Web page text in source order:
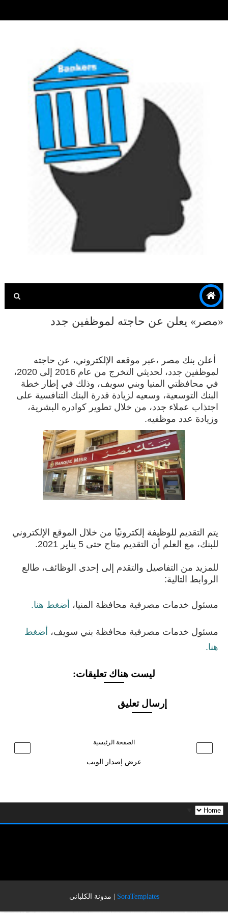
«مصر» يعلن عن حاجته لموظفين جدد
أعلن بنك مصر ،عبر موقعه الإلكتروني، عن حاجته
لموظفين جدد، لحديثي التخرج من عام 2016 إلى 2020،
في محافظتي المنيا وبني سويف، وذلك في إطار خطة
البنك التوسعية، وسعيه لزيادة قدرة البنك التنافسية على
اجتذاب عملاء جدد، من خلال تطوير كوادره البشرية،
وزيادة عدد موظفيه.
يتم التقديم للوظيفة إلكترونيًا من خلال الموقع الإلكتروني
للبنك، مع العلم أن التقديم متاح حتى 5 يناير 2021.
للمزيد من التفاصيل والتقدم إلى إحدى الوظائف، طالع
الروابط التالية:
مسئول خدمات مصرفية محافظة المنيا، أضغط هنا.
مسئول خدمات مصرفية محافظة بني سويف،
أضغط
هنا.
ليست هناك تعليقات:
إرسال تعليق
‹
› الصفحة الرئيسية
عرض إصدار الويب
SoraTemplates
| مدونة الكلباني